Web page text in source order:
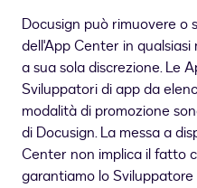
Docusign può rimuovere
dell'App Center in
a sua sola discrezione. Le
Sviluppatori di app da
modalità di promozione
di Docusign. La messa a
Center non implica il fatto
garantiamo lo